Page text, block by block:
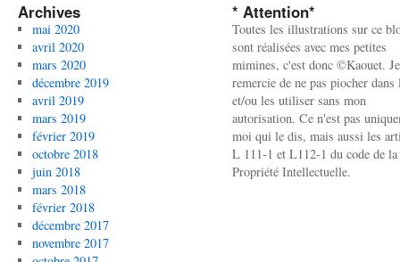
Archives
mai 2020
avril 2020
mars 2020
décembre 2019
avril 2019
mars 2019
février 2019
octobre 2018
juin 2018
mars 2018
février 2018
décembre 2017
novembre 2017
* Attention*
Toutes les illustrations sur ce
sont réalisées avec mes petites
mimines, c'est donc ©Kaouet.
remercie de ne pas piocher dans
et/ou les utiliser sans mon
autorisation. Ce n'est pas
moi qui le dis, mais aussi les
L 111-1 et L112-1 du code de la
Propriété Intellectuelle.